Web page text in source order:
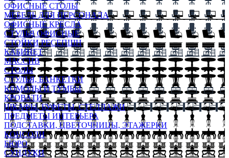
ОФИСНЫЕ СТОЛЫ
МЕБЕЛЬ ДЛЯ ПЕРСОНАЛА
ОФИСНЫЕ КРЕСЛА
СТУЛЬЯ ОФИСНЫЕ
СТОЙКИ РЕСЕПШН
КАБИНЕТ
МАССИВ
СТОЛЫ
СТУЛЬЯ, БАНКЕТКИ
КОМОДЫ И ТУМБЫ
КРОВАТИ
ШКАФЫ, БУФЕТЫ, СТЕЛЛАЖИ
ПРЕДМЕТЫ ИНТЕРЬЕРА
ПОДСТАВКИ, ЦВЕТОЧНИЦЫ, ЭТАЖЕРКИ
КОНСОЛИ
БЮРО
СУНДУКИ